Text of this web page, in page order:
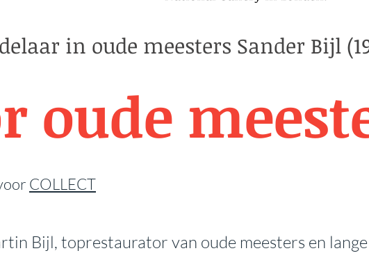
in oude meesters Sander Bijl
oude
COLLECT
Bijl, toprestaurator van oude meesters en